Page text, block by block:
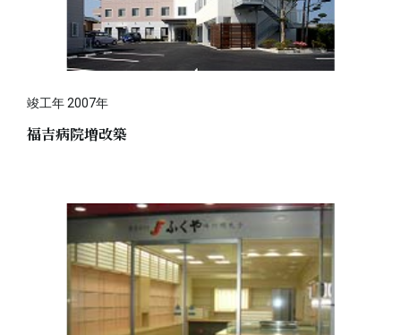
竣工年 2007年
福吉病院増改築